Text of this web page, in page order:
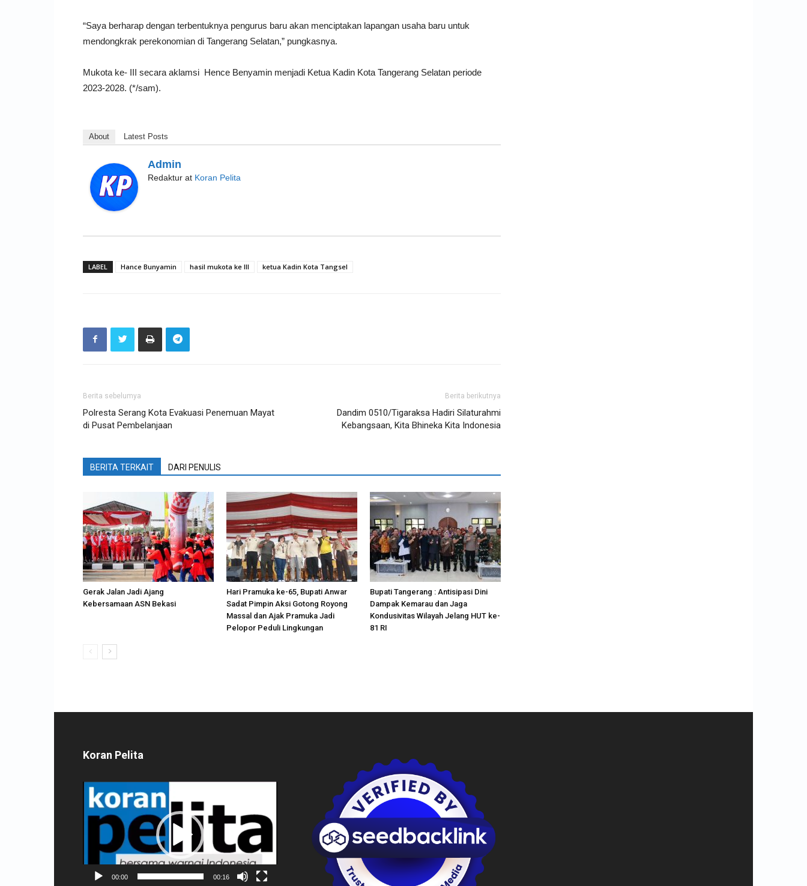
“Saya berharap dengan terbentuknya pengurus baru akan menciptakan lapangan usaha baru untuk
mendongkrak perekonomian di Tangerang Selatan,” pungkasnya.
Mukota ke- III secara aklamsi Hence Benyamin menjadi Ketua Kadin Kota Tangerang Selatan periode
2023-2028. (*/sam).
About Latest Posts
Admin
Redaktur at Koran Pelita
LABEL Hance Bunyamin hasil mukota ke III ketua Kadin Kota Tangsel
Berita sebelumya
Polresta Serang Kota Evakuasi Penemuan Mayat
di Pusat Pembelanjaan
Berita berikutnya
Dandim 0510/Tigaraksa Hadiri Silaturahmi
Kebangsaan, Kita Bhineka Kita Indonesia
BERITA TERKAIT DARI PENULIS
Gerak Jalan Jadi Ajang
Kebersamaan ASN Bekasi
Hari Pramuka ke-65, Bupati Anwar
Sadat Pimpin Aksi Gotong Royong
Massal dan Ajak Pramuka Jadi
Pelopor Peduli Lingkungan
Bupati Tangerang : Antisipasi Dini
Dampak Kemarau dan Jaga
Kondusivitas Wilayah Jelang HUT ke-
81 RI
Koran Pelita
Pemutar
Video
00:00 00:16